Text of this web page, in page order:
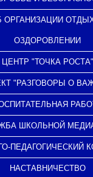
ОРГАНИЗАЦИИ
ОЗДОРОВЛЕНИИ
ЦЕНТР "ТОЧКА РОСТА"
"РАЗГОВОРЫ О
ШКОЛЬНОЙ
ПЕДАГОГИЧЕСКИЙ
НАСТАВНИЧЕСТВО